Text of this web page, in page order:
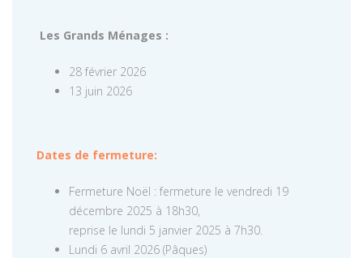
Les Grands Ménages :
28 février 2026
13 juin 2026
Dates de fermeture:
Fermeture Noël : fermeture le vendredi 19
décembre 2025 à 18h30,
reprise le lundi 5 janvier 2025 à 7h30.
Lundi 6 avril 2026 (Pâques)